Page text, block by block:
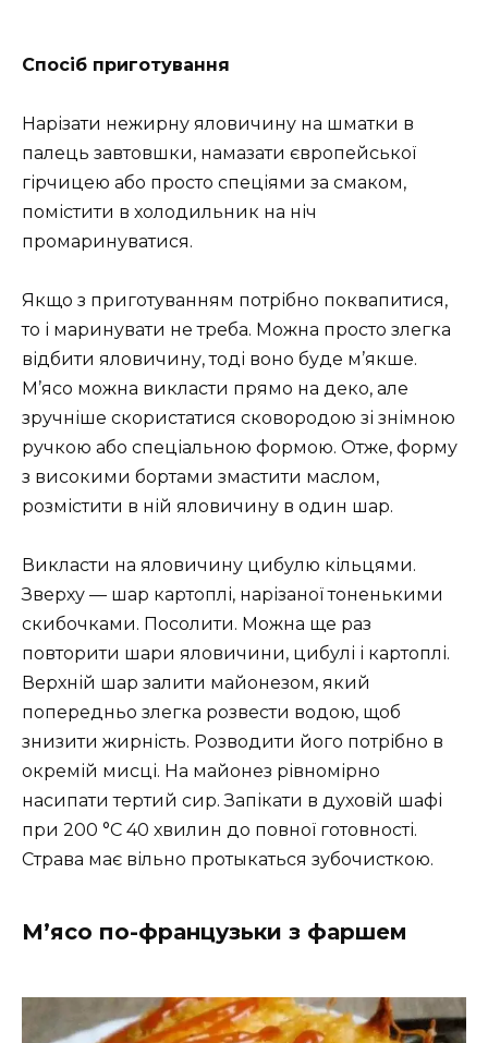
Спосіб приготування
Нарізати нежирну яловичину на шматки в
палець завтовшки, намазати європейської
гірчицею або просто спеціями за смаком,
помістити в холодильник на ніч
промаринуватися.
Якщо з приготуванням потрібно поквапитися,
то і маринувати не треба. Можна просто злегка
відбити яловичину, тоді воно буде м’якше.
М’ясо можна викласти прямо на деко, але
зручніше скористатися сковородою зі знімною
ручкою або спеціальною формою. Отже, форму
з високими бортами змастити маслом,
розмістити в ній яловичину в один шар.
Викласти на яловичину цибулю кільцями.
Зверху — шар картоплі, нарізаної тоненькими
скибочками. Посолити. Можна ще раз
повторити шари яловичини, цибулі і картоплі.
Верхній шар залити майонезом, який
попередньо злегка розвести водою, щоб
знизити жирність. Розводити його потрібно в
окремій мисці. На майонез рівномірно
насипати тертий сир. Запікати в духовій шафі
при 200 °C 40 хвилин до повної готовності.
Страва має вільно протыкаться зубочисткою.
М’ясо по-французьки з фаршем